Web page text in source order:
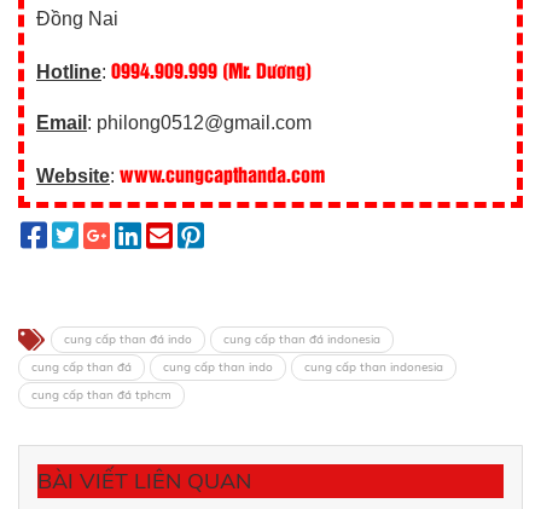
Đồng Nai
Hotline: 0994.909.999 (Mr. Dương)
Email : philong0512@gmail.com
Website: www.cungcapthanda.com
cung cấp than đá indo
cung cấp than đá indonesia
cung cấp than đá
cung cấp than indo
cung cấp than indonesia
cung cấp than đá tphcm
BÀI VIẾT LIÊN QUAN